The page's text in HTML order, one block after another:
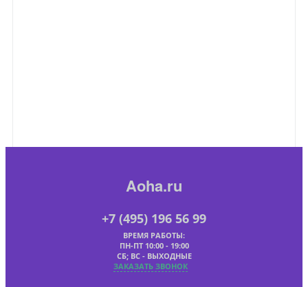
Aoha.ru
+7 (495) 196 56 99
ВРЕМЯ РАБОТЫ:
ПН-ПТ 10:00 - 19:00
СБ; ВС - ВЫХОДНЫЕ
ЗАКАЗАТЬ ЗВОНОК